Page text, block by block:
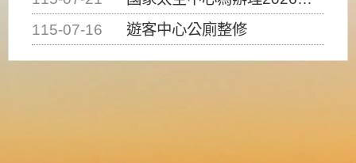
115-07-16
遊客中心公廁整修